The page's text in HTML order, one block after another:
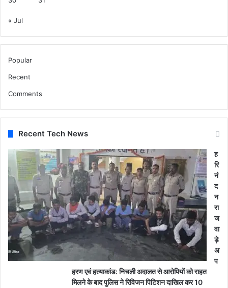
« Jul
Popular
Recent
Comments
Recent Tech News
ह
रि
नं
द
न
रा
ज
वा
ड़े
अ
प
हरण एवं हत्याकांड: निचली अदालत से आरोपियों को राहत
मिलने के बाद पुलिस ने रिविजन पिटिशन दाखिल कर 10